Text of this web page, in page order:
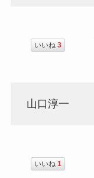
いいね 3
山口淳一
いいね 1